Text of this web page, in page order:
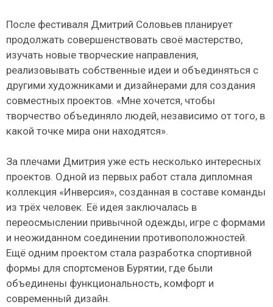
После фестиваля Дмитрий Соловьев планирует
продолжать совершенствовать своё мастерство,
изучать новые творческие направления,
реализовывать собственные идеи и объединяться с
другими художниками и дизайнерами для создания
совместных проектов. «Мне хочется, чтобы
творчество объединяло людей, независимо от того, в
какой точке мира они находятся».
За плечами Дмитрия уже есть несколько интересных
проектов. Одной из первых работ стала дипломная
коллекция «Инверсия», созданная в составе команды
из трёх человек. Её идея заключалась в
переосмыслении привычной одежды, игре с формами
и неожиданном соединении противоположностей.
Ещё одним проектом стала разработка спортивной
формы для спортсменов Бурятии, где были
объединены функциональность, комфорт и
современный дизайн.